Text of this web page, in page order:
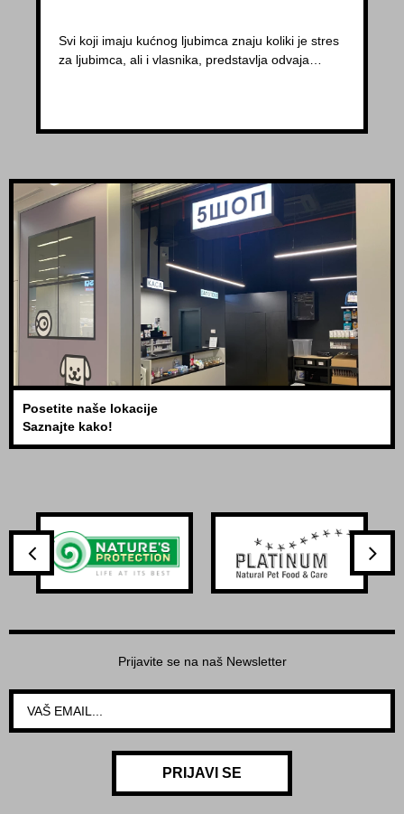
Svi koji imaju kućnog ljubimca znaju koliki je stres
za ljubimca, ali i vlasnika, predstavlja odvaja…
Posetite naše lokacije
Saznajte kako!
Prijavite se na naš Newsletter
PRIJAVI SE